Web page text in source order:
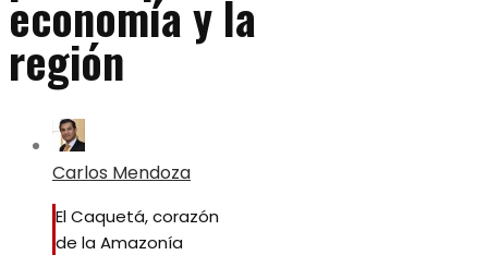
economía y la
región
Carlos Mendoza
El Caquetá, corazón
de la Amazonía